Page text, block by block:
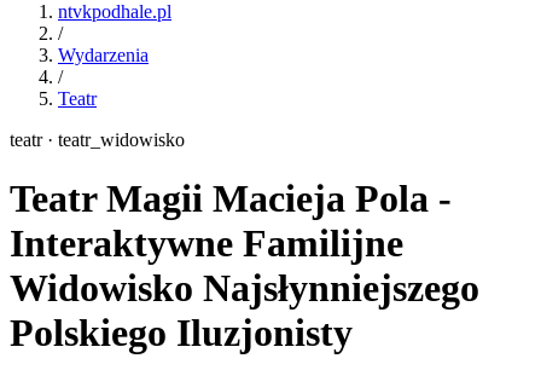
ntvkpodhale.pl
/
Wydarzenia
/
Teatr
teatr · teatr_widowisko
Teatr Magii Macieja Pola -
Interaktywne Familijne
Widowisko Najsłynniejszego
Polskiego Iluzjonisty